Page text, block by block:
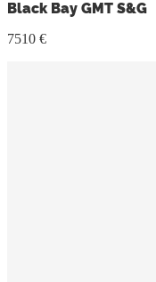
Black Bay GMT S&G
7510 €